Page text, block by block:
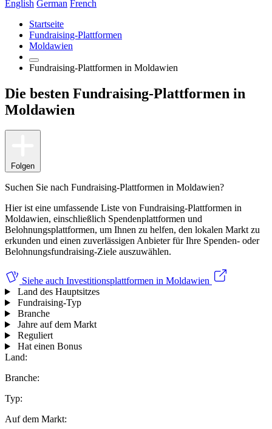
English German French
Startseite
Fundraising-Plattformen
Moldawien
Fundraising-Plattformen in Moldawien
Die besten Fundraising-Plattformen in
Moldawien
Folgen
Suchen Sie nach Fundraising-Plattformen in Moldawien?
Hier ist eine umfassende Liste von Fundraising-Plattformen in
Moldawien, einschließlich Spendenplattformen und
Belohnungsplattformen, um Ihnen zu helfen, den lokalen Markt zu
erkunden und einen zuverlässigen Anbieter für Ihre Spenden- oder
Belohnungsfundraising-Ziele auszuwählen.
Siehe auch Investitionsplattformen in Moldawien
Land des Hauptsitzes
Fundraising-Typ
Branche
Jahre auf dem Markt
Reguliert
Hat einen Bonus
Land:
Branche:
Typ:
Auf dem Markt: